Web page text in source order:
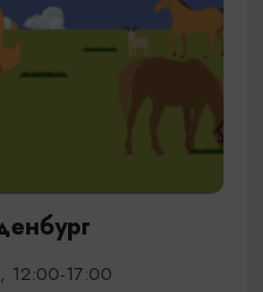
12:00-17:00